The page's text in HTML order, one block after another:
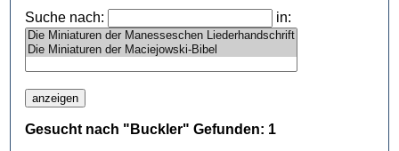
Suche nach: in:
Gesucht nach "Buckler" Gefunden: 1